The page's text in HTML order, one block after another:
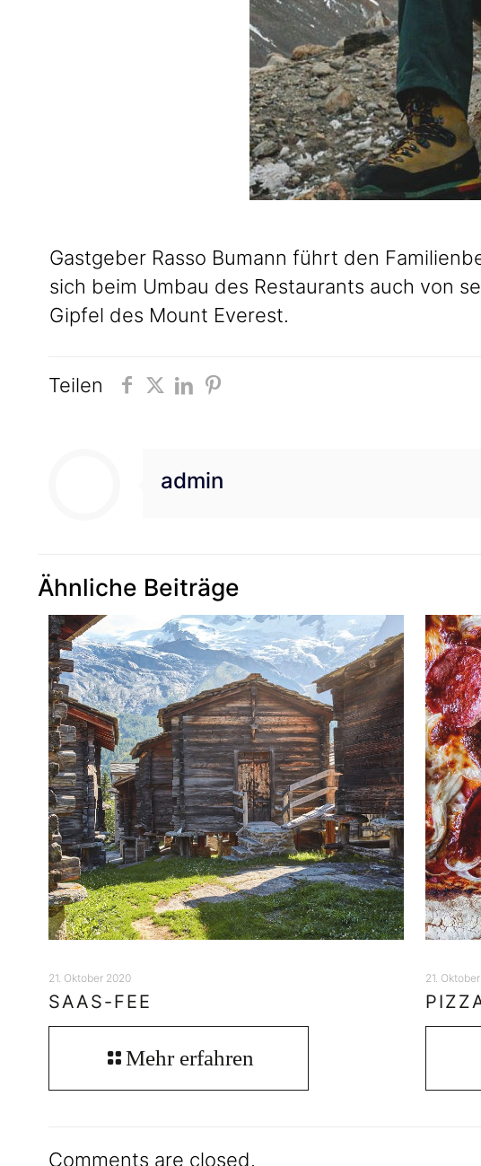
Gastgeber Rasso Bumann führt den
sich beim Umbau des Restaurants auch von
Gipfel des Mount Everest.
Teilen
admin
Ähnliche Beiträge
21. Oktober 2020
SAAS-FEE
Mehr erfahren
21.
Comments are closed.